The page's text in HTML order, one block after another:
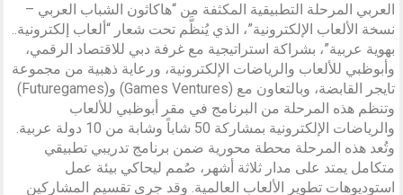
العربي المرحلة التطبيقية المكثفة من “هاكاثون الشباب العربي –
نسخة الألعاب الإلكترونية”، الذي يُنظَّم تحت شعار “ألعاب إلكترونية..
بهوية عربية”، بشراكة استراتيجية مع غرفة دبي للاقتصاد الرقمي،
وأبوظبي للألعاب والرياضات الإلكترونية، ورعاية ذهبية من مجموعة
تايجر القابضة، وبالتعاون مع (Games Ventures) و(Futuregames)
وتنظم هذه المرحلة من البرنامج في مقر أبوظبي للألعاب
والرياضات الإلكترونية بمشاركة 50 شاباً وشابة من 10 دولة عربية.
وتُعد هذه المرحلة محطة محورية ضمن برنامج تدريبي تطبيقي
متكامل يمتد على مدار ثلاثة أشهر، صُمم ليحاكي بيئة عمل
استوديوهات تطوير الألعاب العالمية. وقد جرى تقسيم المشاركين